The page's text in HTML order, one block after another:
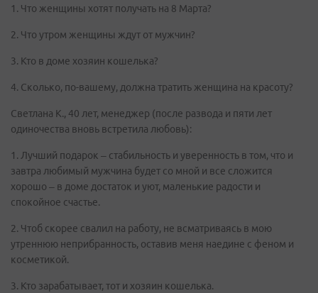
1. Что женщины хотят получать на 8 Марта?
2. Что утром женщины ждут от мужчин?
3. Кто в доме хозяин кошелька?
4. Сколько, по-вашему, должна тратить женщина на красоту?
Светлана К., 40 лет, менеджер (после развода и пяти лет
одиночества вновь встретила любовь):
1. Лучший подарок – стабильность и уверенность в том, что и
завтра любимый мужчина будет со мной и все сложится
хорошо – в доме достаток и уют, маленькие радости и
спокойное счастье.
2. Чтоб скорее свалил на работу, не всматриваясь в мою
утреннюю неприбранность, оставив меня наедине с феном и
косметикой.
3. Кто зарабатывает, тот и хозяин кошелька.